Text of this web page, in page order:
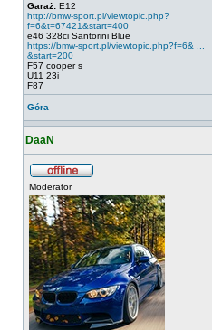
Garaż: E12
http://bmw-sport.pl/viewtopic.php?
f=6&t=67421&start=400
e46 328ci Santorini Blue
https://bmw-sport.pl/viewtopic.php?f=6& ...
&start=200
F57 cooper s
U11 23i
F87
Góra
DaaN
Moderator